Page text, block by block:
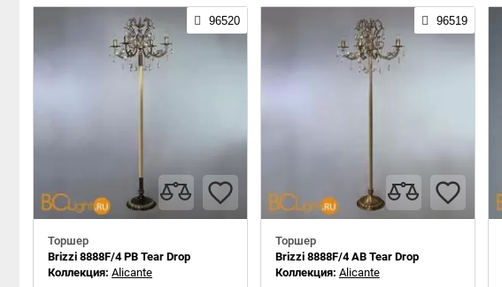
96520
Торшер
Brizzi 8888F/4 PB Tear Drop
Коллекция: Alicante
96519
Торшер
Brizzi 8888F/4 AB Tear Drop
Коллекция: Alicante